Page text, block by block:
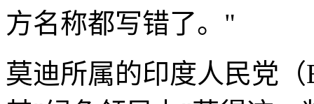
方名称都写错了。"
莫迪所属的印度人民党